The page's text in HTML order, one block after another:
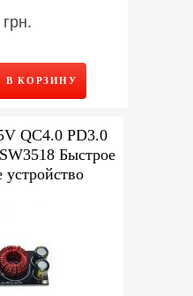
грн.
В КОРЗИНУ
QC4.0 PD3.0
Быстрое
устройство